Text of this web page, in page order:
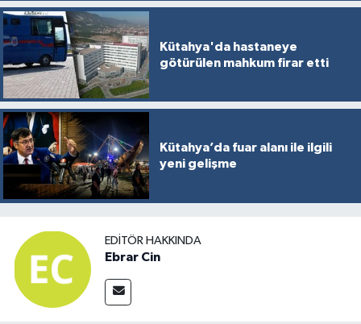
Kütahya'da hastaneye
götürülen mahkum firar etti
Kütahya’da fuar alanı ile ilgili
yeni gelişme
EDITÖR HAKKINDA
Ebrar Cin